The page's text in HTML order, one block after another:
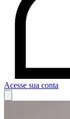
Acesse sua conta